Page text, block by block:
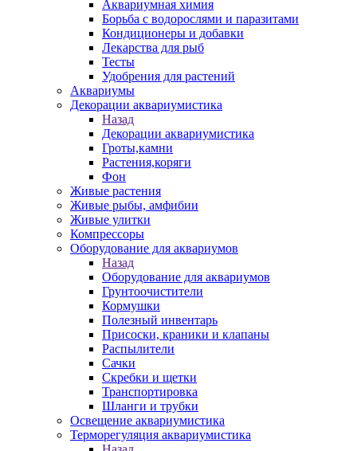
Аквариумная химия
Борьба с водорослями и паразитами
Кондиционеры и добавки
Лекарства для рыб
Тесты
Удобрения для растений
Аквариумы
Декорации аквариумистика
Назад
Декорации аквариумистика
Гроты,камни
Растения,коряги
Фон
Живые растения
Живые рыбы, амфибии
Живые улитки
Компрессоры
Оборудование для аквариумов
Назад
Оборудование для аквариумов
Грунтоочистители
Кормушки
Полезный инвентарь
Присоски, краники и клапаны
Распылители
Сачки
Скребки и щетки
Транспортировка
Шланги и трубки
Освещение аквариумистика
Терморегуляция аквариумистика